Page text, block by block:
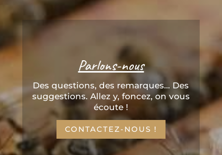
Parlons-nous
Des questions, des remarques... Des
suggestions. Allez y, foncez, on vous
écoute !
CONTACTEZ-NOUS !